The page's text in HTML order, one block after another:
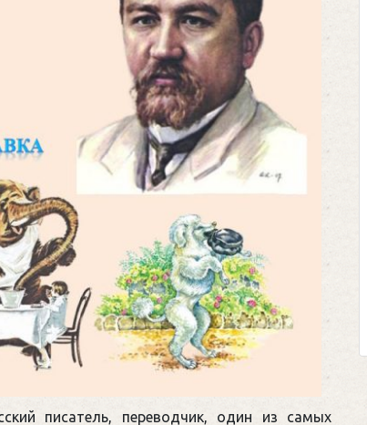
писатель, переводчик, один из самых